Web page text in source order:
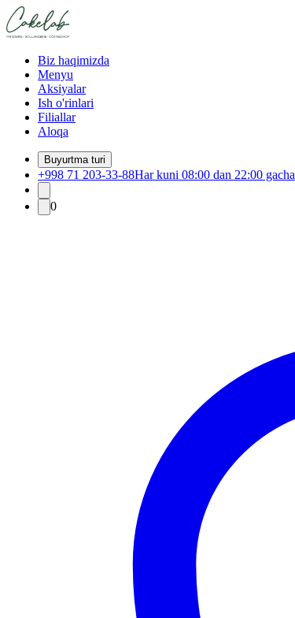
Biz haqimizda
Menyu
Aksiyalar
Ish o'rinlari
Filiallar
Aloqa
Buyurtma turi
+998 71 203-33-88Har kuni 08:00 dan 22:00 gacha
0